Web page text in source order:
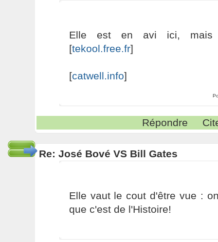
Elle est en avi ici,
[tekool.free.fr]
[catwell.info]
Répondre
Re: José Bové VS Bill Gates
Elle vaut le cout d'être vue :
que c'est de l'Histoire!